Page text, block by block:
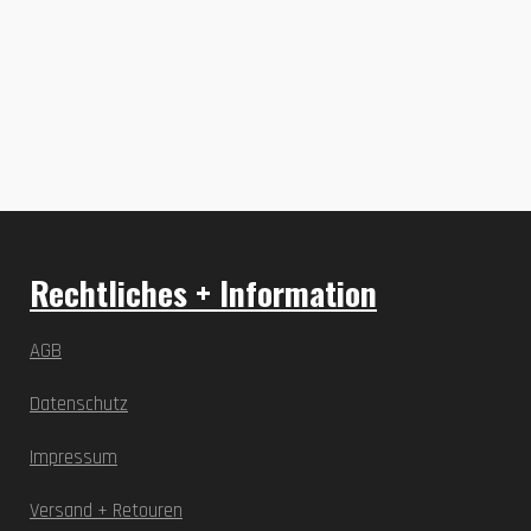
Rechtliches + Information
AGB
Datenschutz
Impressum
Versand + Retouren